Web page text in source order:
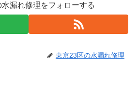
漏れ修理をフォローする
東京23区の水漏れ修理